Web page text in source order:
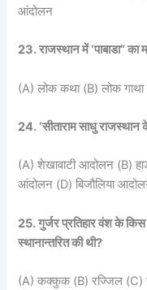
आंदोलन
23. राजस्थान में ‘पाबाडा” का
(A) लोक कथा (B) लोक गाथा
24. ‘सीताराम साधु
(A) शेखावाटी आदोलन (B)
आंदोलन (D) बिजौलिया
25. गुर्जर प्रतिहार वंश के
स्थानान्तरित की थी?
(A) कक्कुक (B) रज्जिल (C)